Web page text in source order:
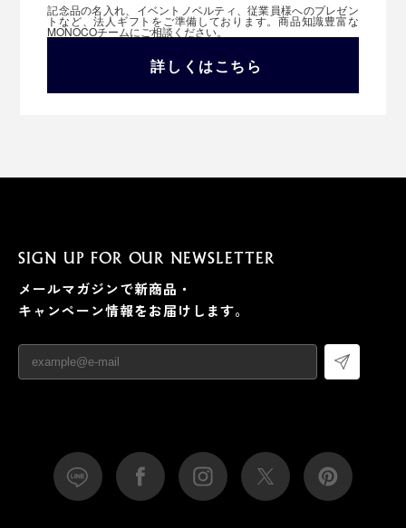
記念品の名入れ、イベントノベルティ、従業員様へのプレゼン
トなど、法人ギフトをご準備しております。商品知識豊富な
MONOCOチームにご相談ください。
詳しくはこちら
SIGN UP FOR OUR NEWSLETTER
メールマガジンで新商品・
キャンペーン情報をお届けします。